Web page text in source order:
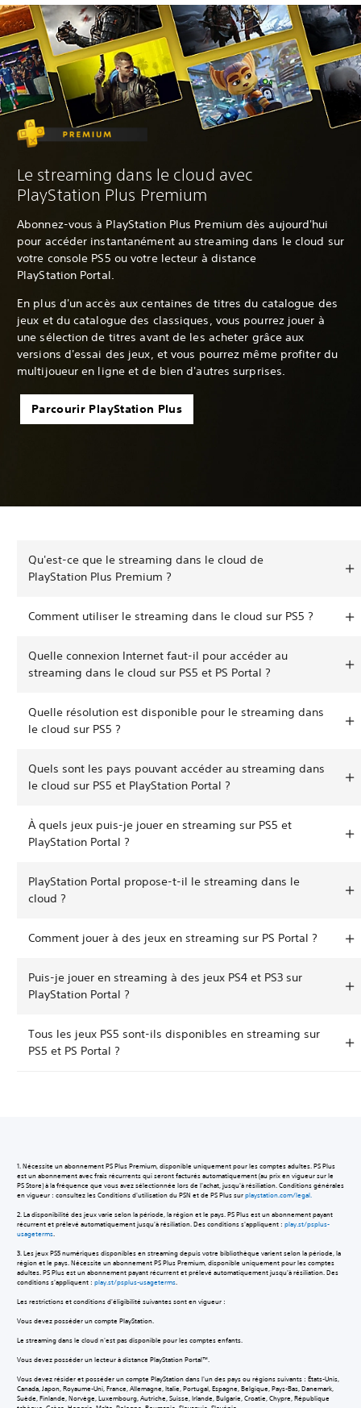
Le streaming dans le cloud avec
PlayStation Plus Premium
Abonnez-vous à PlayStation Plus Premium dès aujourd'hui
pour accéder instantanément au streaming dans le cloud sur
votre console PS5 ou votre lecteur à distance
PlayStation Portal.
En plus d'un accès aux centaines de titres du catalogue des
jeux et du catalogue des classiques, vous pourrez jouer à
une sélection de titres avant de les acheter grâce aux
versions d'essai des jeux, et vous pourrez même profiter du
multijoueur en ligne et de bien d'autres surprises.
Parcourir PlayStation Plus
Qu'est-ce que le streaming dans le cloud de
PlayStation Plus Premium ?
Comment utiliser le streaming dans le cloud sur PS5 ?
Quelle connexion Internet faut-il pour accéder au
streaming dans le cloud sur PS5 et PS Portal ?
Quelle résolution est disponible pour le streaming dans
le cloud sur PS5 ?
Quels sont les pays pouvant accéder au streaming dans
le cloud sur PS5 et PlayStation Portal ?
À quels jeux puis-je jouer en streaming sur PS5 et
PlayStation Portal ?
PlayStation Portal propose-t-il le streaming dans le
cloud ?
Comment jouer à des jeux en streaming sur PS Portal ?
Puis-je jouer en streaming à des jeux PS4 et PS3 sur
PlayStation Portal ?
Tous les jeux PS5 sont-ils disponibles en streaming sur
PS5 et PS Portal ?
1. Nécessite un abonnement PS Plus Premium, disponible uniquement pour les comptes adultes. PS Plus
est un abonnement avec frais récurrents qui seront facturés automatiquement (au prix en vigueur sur le
PS Store) à la fréquence que vous avez sélectionnée lors de l'achat, jusqu'à résiliation. Conditions générales
en vigueur : consultez les Conditions d'utilisation du PSN et de PS Plus surplaystation.com/legal.
2. La disponibilité des jeux varie selon la période, la région et le pays. PS Plus est un abonnement payant
récurrent et prélevé automatiquement jusqu'à résiliation. Des conditions s'appliquent : play.st/psplus-
usageterms.
3. Les jeux PS5 numériques disponibles en streaming depuis votre bibliothèque varient selon la période, la
région et le pays. Nécessite un abonnement PS Plus Premium, disponible uniquement pour les comptes
adultes. PS Plus est un abonnement payant récurrent et prélevé automatiquement jusqu'à résiliation. Des
conditions s'appliquent : play.st/psplus-usageterms.
Les restrictions et conditions d'éligibilité suivantes sont en vigueur :
Vous devez posséder un compte PlayStation.
Le streaming dans le cloud n'est pas disponible pour les comptes enfants.
Vous devez posséder un lecteur à distance PlayStation Portal™.
Vous devez résider et posséder un compte PlayStation dans l'un des pays ou régions suivants : États-Unis,
Canada, Japon, Royaume-Uni, France, Allemagne, Italie, Portugal, Espagne, Belgique, Pays-Bas, Danemark,
Suède, Finlande, Norvège, Luxembourg, Autriche, Suisse, Irlande, Bulgarie, Croatie, Chypre, République